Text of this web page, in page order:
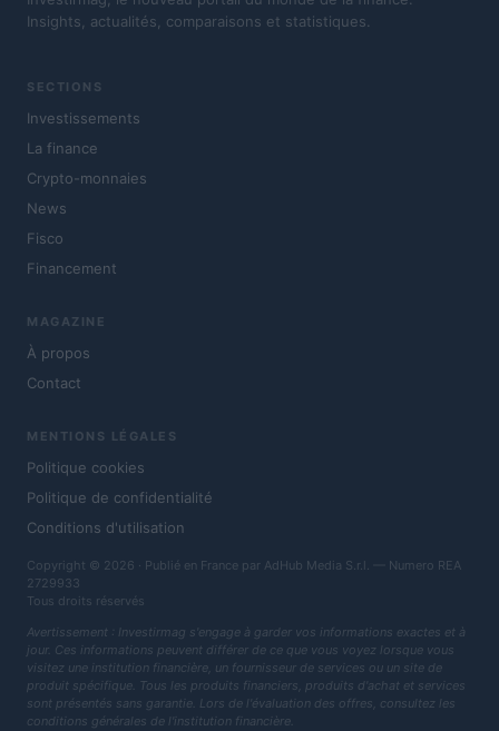
Insights, actualités, comparaisons et statistiques.
SECTIONS
Investissements
La finance
Crypto-monnaies
News
Fisco
Financement
MAGAZINE
À propos
Contact
MENTIONS LÉGALES
Politique cookies
Politique de confidentialité
Conditions d'utilisation
Copyright © 2026 · Publié en France par AdHub Media S.r.l. — Numero REA
2729933
Tous droits réservés
Avertissement : Investirmag s'engage à garder vos informations exactes et à
jour. Ces informations peuvent différer de ce que vous voyez lorsque vous
visitez une institution financière, un fournisseur de services ou un site de
produit spécifique. Tous les produits financiers, produits d'achat et services
sont présentés sans garantie. Lors de l'évaluation des offres, consultez les
conditions générales de l'institution financière.